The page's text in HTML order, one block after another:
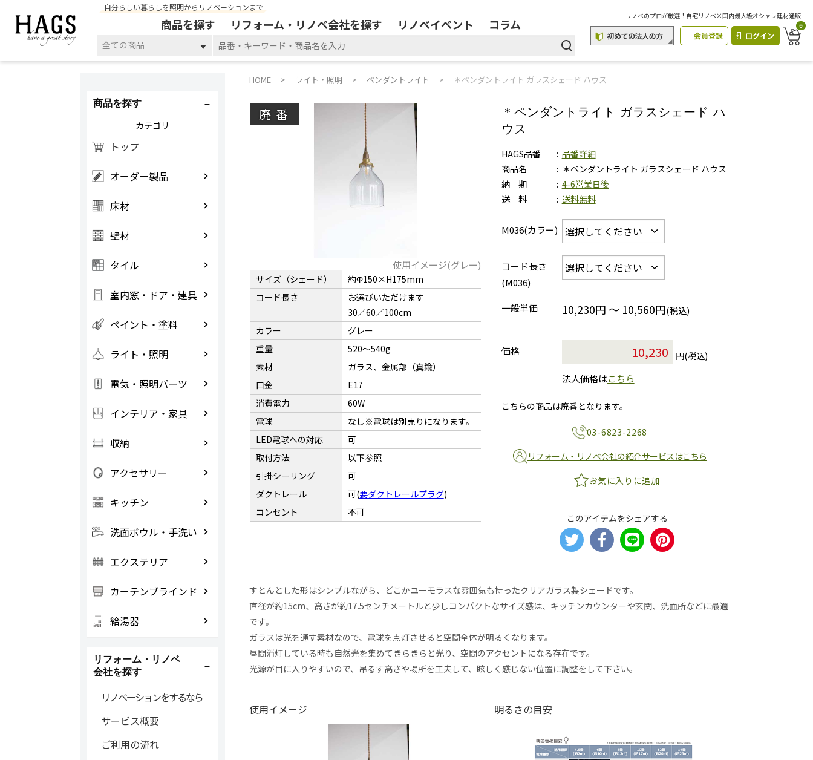
自分らしい暮らしを照明からリノベーションまで
商品を探す リフォーム・リノベ会社を探す リノベイベント コラム
全ての商品
リノベのプロが厳選！自宅リノベ×国内最大級オシャレ建材通販
会員登録 ログイン
0
HOME ライト・照明 ペンダントライト ＊ペンダントライト ガラスシェード ハウス
廃番
使用イメージ(グレー)
サイズ（シェード）
約Φ150×H175mm
コード長さ
お選びいただけます
30／60／100cm
カラー
グレー
重量
520〜540g
素材
ガラス、金属部（真鍮）
口金
E17
消費電力
60W
電球
なし※電球は別売りになります。
LED電球への対応
可
取付方法
以下参照
引掛シーリング
可
ダクトレール
可(要ダクトレールプラグ)
コンセント
不可
＊ペンダントライト ガラスシェード ハ
ウス
HAGS品番
品番詳細
商品名
＊ペンダントライト ガラスシェード ハウス
納 期
4-6営業日後
送 料
送料無料
M036(カラー)
コード長さ
(M036)
一般単価
10,230円 ～ 10,560円(税込)
価格
円(税込)
法人価格はこちら
こちらの商品は廃番となります。
03-6823-2268
リフォーム・リノベ会社の紹介サービスはこちら
お気に入りに追加
このアイテムをシェアする
すとんとした形はシンプルながら、どこかユーモラスな雰囲気も持ったクリアガラス製シェードです。
直径が約15cm、高さが約17.5センチメートルと少しコンパクトなサイズ感は、キッチンカウンターや玄関、洗面所などに最適
です。
ガラスは光を通す素材なので、電球を点灯させると空間全体が明るくなります。
昼間消灯している時も自然光を集めてきらきらと光り、空間のアクセントになる存在です。
光源が目に入りやすいので、吊るす高さや場所を工夫して、眩しく感じない位置に調整をして下さい。
使用イメージ 明るさの目安
商品を探す
カテゴリ
トップ
オーダー製品
床材
壁材
タイル
室内窓・ドア・建具
ペイント・塗料
ライト・照明
電気・照明パーツ
インテリア・家具
収納
アクセサリー
キッチン
洗面ボウル・手洗い
エクステリア
カーテンブラインド
給湯器
リフォーム・リノベ
会社を探す
リノベーションをするなら
サービス概要
ご利用の流れ